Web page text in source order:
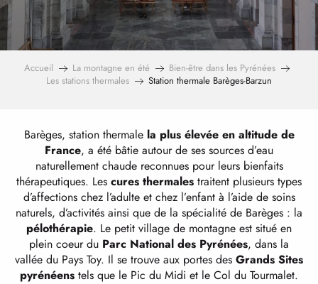
Accueil La montagne en été
Bien-être dans les Pyrénées
Les stations thermales
Station thermale Barèges-Barzun
Barèges, station thermale la plus élevée en altitude de
France, a été bâtie autour de ses sources d’eau
naturellement chaude reconnues pour leurs bienfaits
thérapeutiques. Les cures thermales traitent plusieurs types
d’affections chez l’adulte et chez l’enfant à l’aide de soins
naturels, d’activités ainsi que de la spécialité de Barèges : la
pélothérapie. Le petit village de montagne est situé en
plein coeur du Parc National des Pyrénées, dans la
vallée du Pays Toy. Il se trouve aux portes des Grands Sites
pyrénéens tels que le Pic du Midi et le Col du Tourmalet.